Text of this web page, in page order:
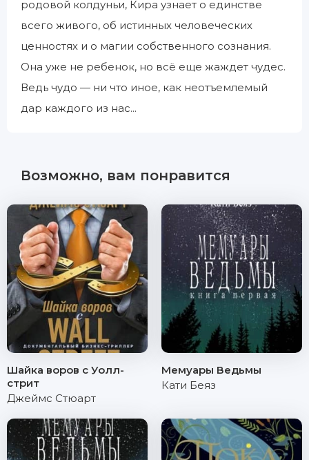
родовой колдуньи, Кира узнает о единстве
всего живого, об истинных человеческих
ценностях и о магии собственного сознания.
Она уже не ребенок, но всё еще жаждет чудес.
Ведь чудо — ни что иное, как неотъемлемый
дар каждого из нас...
Возможно, вам понравится
Шайка воров с Уолл-
стрит
Джеймс Стюарт
Мемуары Ведьмы
Кати Беяз